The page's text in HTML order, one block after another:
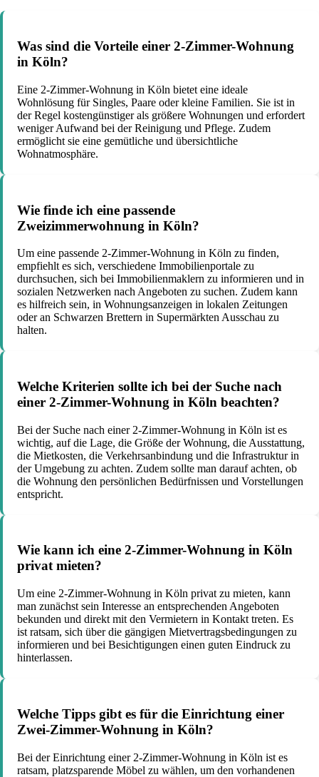
Was sind die Vorteile einer 2-Zimmer-Wohnung
in Köln?
Eine 2-Zimmer-Wohnung in Köln bietet eine ideale
Wohnlösung für Singles, Paare oder kleine Familien. Sie ist in
der Regel kostengünstiger als größere Wohnungen und erfordert
weniger Aufwand bei der Reinigung und Pflege. Zudem
ermöglicht sie eine gemütliche und übersichtliche
Wohnatmosphäre.
Wie finde ich eine passende
Zweizimmerwohnung in Köln?
Um eine passende 2-Zimmer-Wohnung in Köln zu finden,
empfiehlt es sich, verschiedene Immobilienportale zu
durchsuchen, sich bei Immobilienmaklern zu informieren und in
sozialen Netzwerken nach Angeboten zu suchen. Zudem kann
es hilfreich sein, in Wohnungsanzeigen in lokalen Zeitungen
oder an Schwarzen Brettern in Supermärkten Ausschau zu
halten.
Welche Kriterien sollte ich bei der Suche nach
einer 2-Zimmer-Wohnung in Köln beachten?
Bei der Suche nach einer 2-Zimmer-Wohnung in Köln ist es
wichtig, auf die Lage, die Größe der Wohnung, die Ausstattung,
die Mietkosten, die Verkehrsanbindung und die Infrastruktur in
der Umgebung zu achten. Zudem sollte man darauf achten, ob
die Wohnung den persönlichen Bedürfnissen und Vorstellungen
entspricht.
Wie kann ich eine 2-Zimmer-Wohnung in Köln
privat mieten?
Um eine 2-Zimmer-Wohnung in Köln privat zu mieten, kann
man zunächst sein Interesse an entsprechenden Angeboten
bekunden und direkt mit den Vermietern in Kontakt treten. Es
ist ratsam, sich über die gängigen Mietvertragsbedingungen zu
informieren und bei Besichtigungen einen guten Eindruck zu
hinterlassen.
Welche Tipps gibt es für die Einrichtung einer
Zwei-Zimmer-Wohnung in Köln?
Bei der Einrichtung einer 2-Zimmer-Wohnung in Köln ist es
ratsam, platzsparende Möbel zu wählen, um den vorhandenen